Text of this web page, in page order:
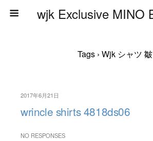
Tags › Wjk シャツ 皺
2017年6月21日
wrincle shirts 4818ds06
NO RESPONSES